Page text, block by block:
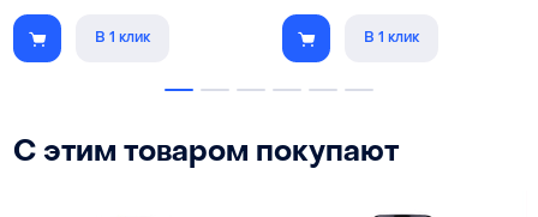
В 1 клик В 1 клик
С этим товаром покупают